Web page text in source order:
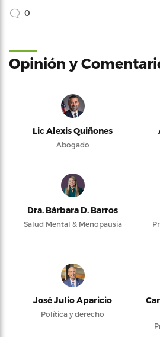
0
Opinión y
Lic Alexis Quiñones
Abogado
Dra. Bárbara D. Barros
Salud Mental & Menopausia
José Julio Aparicio
Política y derecho